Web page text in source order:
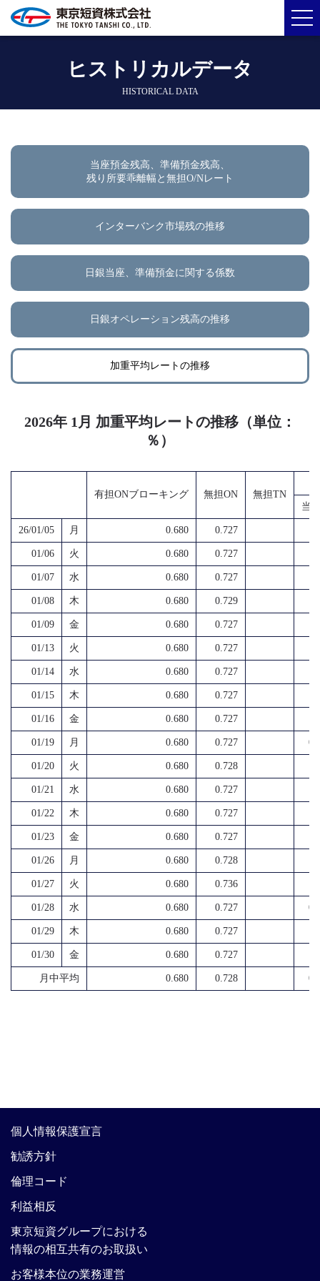
ヒストリカルデータ
HISTORICAL DATA
当座預金残高、準備預金残高、
残り所要乖離幅と無担O/Nレート
インターバンク市場残の推移
日銀当座、準備預金に関する係数
日銀オペレーション残高の推移
加重平均レートの推移
2026年 1月 加重平均レートの推移（単位：
％）
有担ONブローキング 無担ON
無担TN
当
26/01/05 月 0.680 0.727
01/06 火 0.680 0.727
01/07 水 0.680 0.727
01/08 木 0.680 0.729
01/09 金 0.680 0.727
01/13 火 0.680 0.727
01/14 水 0.680 0.727
01/15 木 0.680 0.727
01/16 金 0.680 0.727
01/19 月 0.680 0.727
01/20 火 0.680 0.728
01/21 水 0.680 0.727
01/22 木 0.680 0.727
01/23 金 0.680 0.727
01/26 月 0.680 0.728
01/27 火 0.680 0.736
01/28 水 0.680 0.727
01/29 木 0.680 0.727
01/30 金 0.680 0.727
月中平均 0.680 0.728
個人情報保護宣言
勧誘方針
倫理コード
利益相反
東京短資グループにおける
情報の相互共有のお取扱い
お客様本位の業務運営